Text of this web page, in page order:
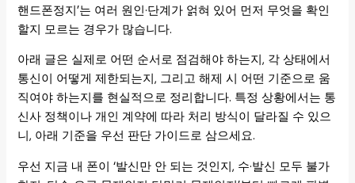
핸드폰정지’는 여러 원인·단계가 얽혀 있어 먼저 무엇을 확인
할지 모르는 경우가 많습니다.
아래 글은 실제로 어떤 순서로 점검해야 하는지, 각 상태에서
통신이 어떻게 제한되는지, 그리고 해제 시 어떤 기준으로 움
직여야 하는지를 현실적으로 정리합니다. 특정 상황에서는 통
신사 정책이나 개인 계약에 따라 처리 방식이 달라질 수 있으
니, 아래 기준을 우선 판단 가이드로 삼으세요.
우선 지금 내 폰이 ‘발신만 안 되는 것인지, 수·발신 모두 불가